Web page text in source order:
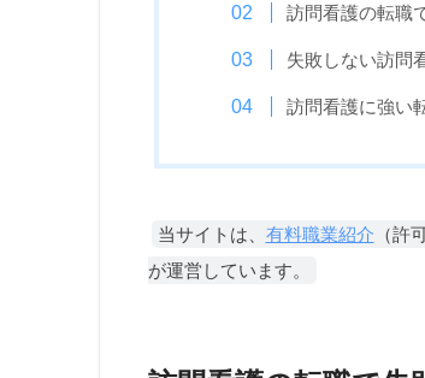
訪問看護の転職
失敗しない訪問
訪問看護に強い
当サイトは、 有料職業紹介 （許
が運営しています。